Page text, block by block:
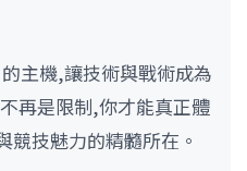
主機,讓技術與戰術成為
再是限制,你才能真正體
競技魅力的精髓所在。